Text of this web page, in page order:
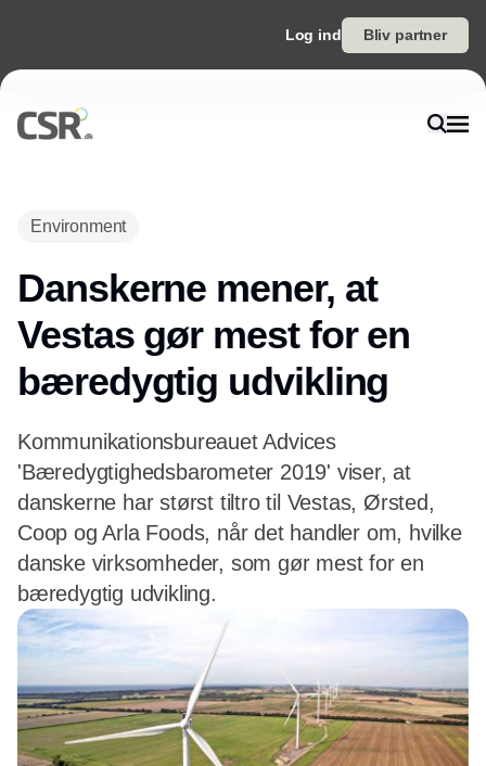
Log ind Bliv partner
Environment
Danskerne mener, at
Vestas gør mest for en
bæredygtig udvikling
Kommunikationsbureauet Advices
'Bæredygtighedsbarometer 2019' viser, at
danskerne har størst tiltro til Vestas, Ørsted,
Coop og Arla Foods, når det handler om, hvilke
danske virksomheder, som gør mest for en
bæredygtig udvikling.